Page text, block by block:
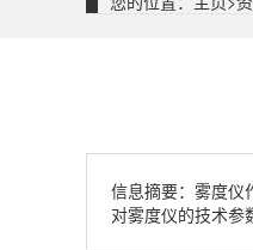
信息摘要： 雾度仪​
对雾度仪的技术参